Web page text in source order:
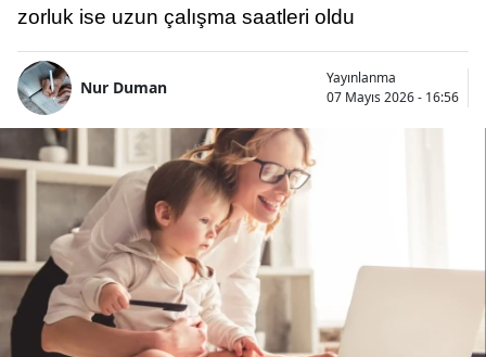
zorluk ise uzun çalışma saatleri oldu
Nur Duman
Yayınlanma
07 Mayıs 2026 - 16:56